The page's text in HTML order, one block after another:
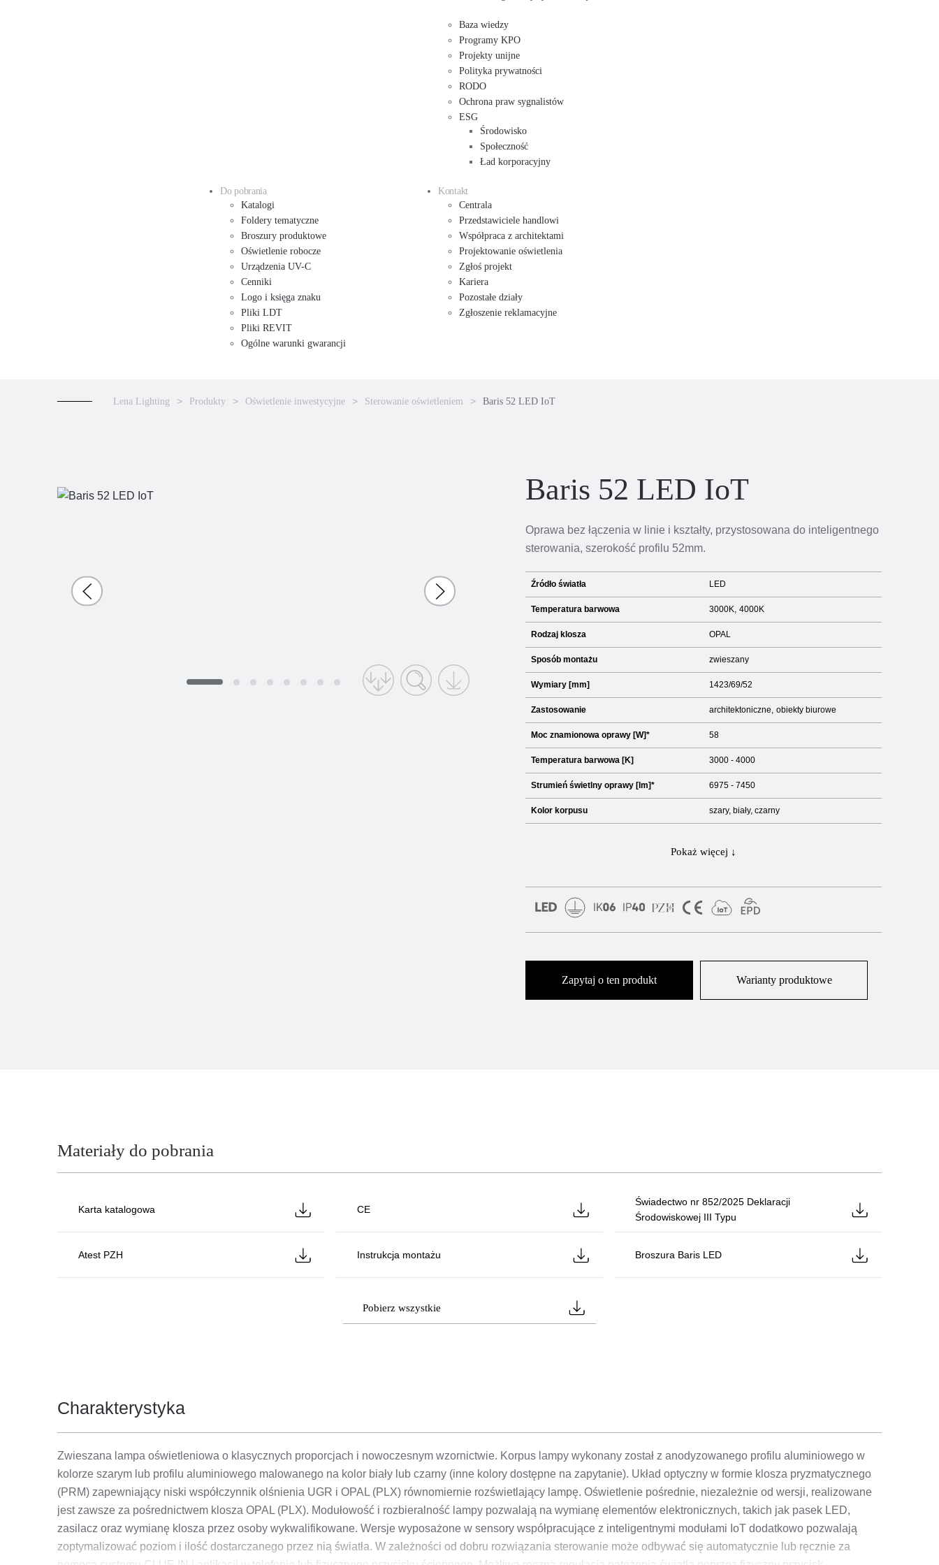
Baza wiedzy
Programy KPO
Projekty unijne
Polityka prywatności
RODO
Ochrona praw sygnalistów
ESG
Środowisko
Społeczność
Ład korporacyjny
Do pobrania
Katalogi
Foldery tematyczne
Broszury produktowe
Oświetlenie robocze
Urządzenia UV-C
Cenniki
Logo i księga znaku
Pliki LDT
Pliki REVIT
Ogólne warunki gwarancji
Kontakt
Centrala
Przedstawiciele handlowi
Współpraca z architektami
Projektowanie oświetlenia
Zgłoś projekt
Kariera
Pozostałe działy
Zgłoszenie reklamacyjne
Lena Lighting Produkty Oświetlenie inwestycyjne Sterowanie oświetleniem Baris 52 LED IoT
Baris 52 LED IoT
Oprawa bez łączenia w linie i kształty, przystosowana do inteligentnego
sterowania, szerokość profilu 52mm.
Źródło światła LED
Temperatura barwowa 3000K 4000K
Rodzaj klosza OPAL
Sposób montażu zwieszany
Wymiary [mm] 1423/69/52
Zastosowanie architektoniczne obiekty biurowe
Moc znamionowa oprawy [W]* 58
Temperatura barwowa [K] 3000 - 4000
Strumień świetlny oprawy [lm]* 6975 - 7450
Kolor korpusu szary, biały, czarny
Pokaż więcej ↓
Zapytaj o ten produkt Warianty produktowe
Materiały do pobrania
Karta katalogowa CE
Świadectwo nr 852/2025 Deklaracji
Środowiskowej III Typu
Atest PZH Instrukcja montażu Broszura Baris LED
Pobierz wszystkie
Charakterystyka
Zwieszana lampa oświetleniowa o klasycznych proporcjach i nowoczesnym wzornictwie. Korpus lampy wykonany został z anodyzowanego profilu aluminiowego w
kolorze szarym lub profilu aluminiowego malowanego na kolor biały lub czarny (inne kolory dostępne na zapytanie). Układ optyczny w formie klosza pryzmatycznego
(PRM) zapewniający niski współczynnik olśnienia UGR i OPAL (PLX) równomiernie rozświetlający lampę. Oświetlenie pośrednie, niezależnie od wersji, realizowane
jest zawsze za pośrednictwem klosza OPAL (PLX). Modułowość i rozbieralność lampy pozwalają na wymianę elementów elektronicznych, takich jak pasek LED,
zasilacz oraz wymianę klosza przez osoby wykwalifikowane. Wersje wyposażone w sensory współpracujące z inteligentnymi modułami IoT dodatkowo pozwalają
zoptymalizować poziom i ilość dostarczanego przez nią światła. W zależności od dobru rozwiązania sterowanie może odbywać się automatycznie lub ręcznie za